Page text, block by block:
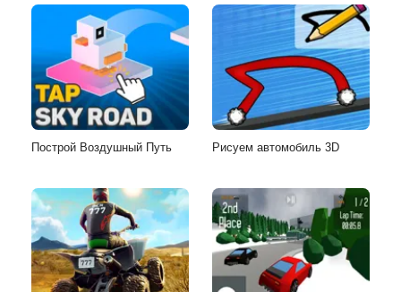
Построй Воздушный Путь Рисуем автомобиль 3D